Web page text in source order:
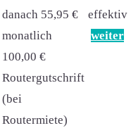
danach 55,95 €
monatlich
100,00 €
Routergutschrift
(bei
Routermiete)
effektiv
weiter